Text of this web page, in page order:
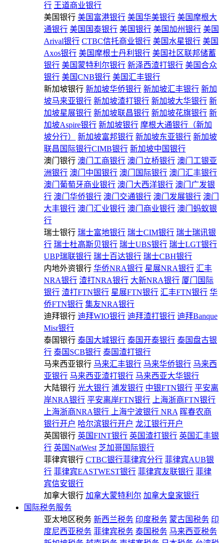
行 王道商业银行
美国银行 美国富港银行 美国华美银行 美国摩根大
通银行 美国国泰银行 美国银行 美国加州银行 美国
Arival银行 CTBC信托商业银行 美国水星银行 美国
Axos银行 美国摩根士丹利银行 美国社区联邦储蓄
银行 美国蒙特利尔银行 新泽西渣打银行 美国合众
银行 美国CNB银行 美国汇丰银行
新加坡银行 新加坡华侨银行 新加坡汇丰银行 新加
坡马来亚银行 新加坡渣打银行 新加坡大华银行 新
加坡星展银行 新加坡联昌银行 新加坡花旗银行 新
加坡Aspire银行 新加坡银行 摩根大通银行（新加
坡分行）
新加坡富邦银行 新加坡东亚银行 新加坡
联昌国际银行CIMB银行 新加坡中国银行
澳门银行 澳门工商银行 澳门立桥银行 澳门工银亚
洲银行 澳门中国银行 澳门国际银行 澳门汇丰银行
澳门葡萄牙商业银行 澳门大西洋银行 澳门广发银
行 澳门华侨银行 澳门交通银行 澳门发展银行 澳门
大丰银行 澳门汇业银行 澳门商业银行 澳门蚂蚁银
行
瑞士银行 瑞士富地银行 瑞士CIM银行 瑞士瑞讯银
行 瑞士杜高斯贝银行 瑞士UBS银行 瑞士LGT银行
UBP瑞联银行 瑞士百达银行 瑞士CBH银行
内地外资银行 华侨NRA银行 星展NRA银行 汇丰
NRA银行 渣打NRA银行 大新NRA银行 厦门国际
银行 渣打FTN银行 星展FTN银行 汇丰FTN银行 华
侨FTN银行 集友NRA银行
迪拜银行 迪拜WIO银行 迪拜渣打银行 迪拜Banque
Misr银行
泰国银行 泰国大城银行 泰国开泰银行 泰国盘古银
行 泰国SCB银行 泰国渣打银行
马来西亚银行 马来汇丰银行 马来华侨银行 马来西
亚银行 马来西亚渣打银行 马来西亚大华银行
大陆银行 光大银行 浦发银行 中银FTN银行 平安离
岸NRA银行 平安离岸FTN银行
上海浙商FTN银行
上海浙商NRA银行
上海宁波银行 NRA 晖春农商
银行开户 哈尔滨银行开户 龙江银行开户
英国银行 英国FINT银行 英国渣打银行 英国汇丰银
行 英国NatWest 芝加哥国际银行
菲律宾银行 CTBC银行菲律宾分行 菲律宾AUB银
行 菲律宾EASTWEST银行 菲律宾友联银行 菲律
宾信安银行
加拿大银行 加拿大蒙特利尔 加拿大皇家银行
国际税务服务
亚太地区税务 新西兰税务 印度税务 蒙古国税务 印
度尼西亚税务 菲律宾税务 泰国税务 马来西亚税务